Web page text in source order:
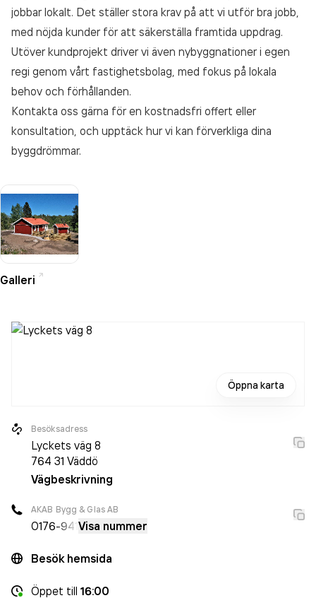
jobbar lokalt. Det ställer stora krav på att vi utför bra jobb,
med nöjda kunder för att säkerställa framtida uppdrag.
Utöver kundprojekt driver vi även nybyggnationer i egen
regi genom vårt fastighetsbolag, med fokus på lokala
behov och förhållanden.
Kontakta oss gärna för en kostnadsfri offert eller
konsultation, och upptäck hur vi kan förverkliga dina
byggdrömmar.
Galleri
Öppna karta
Besöksadress
Lyckets väg 8
764 31 Väddö
Vägbeskrivning
AKAB Bygg & Glas AB
0176-941Visa nummer
Besök hemsida
Öppet till 16:00